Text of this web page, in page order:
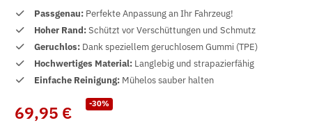
Passgenau: Perfekte Anpassung an Ihr Fahrzeug!
Hoher Rand:Schützt vor Verschüttungen und Schmutz
Geruchlos: Dank speziellem geruchlosem Gummi (TPE)
Hochwertiges Material: Langlebig und strapazierfähig
Einfache Reinigung: Mühelos sauber halten
-30%
69,95 €